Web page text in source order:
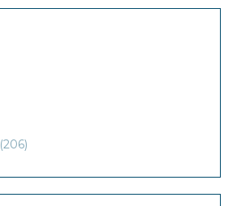
(206)